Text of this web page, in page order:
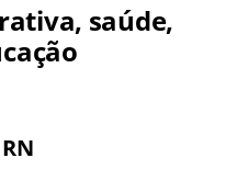
saúde,